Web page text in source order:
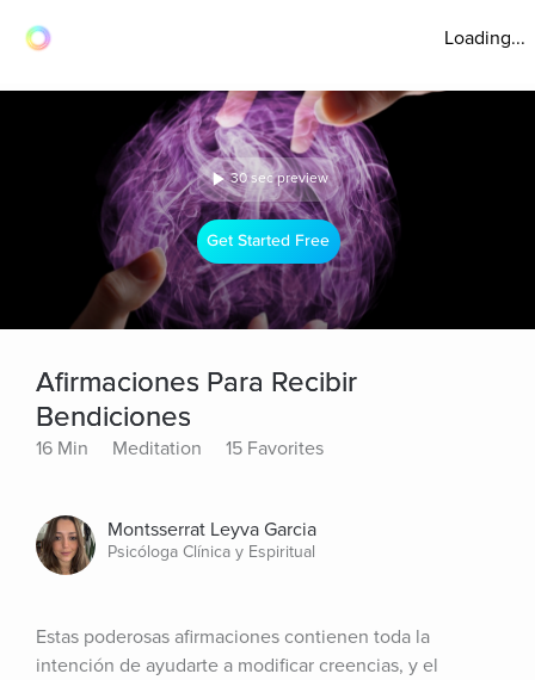
Loading...
30 sec preview
Get Started Free
Afirmaciones Para Recibir
Bendiciones
16 Min Meditation 15 Favorites
Montsserrat Leyva Garcia
Psicóloga Clínica y Espiritual
Estas poderosas afirmaciones contienen toda la
intención de ayudarte a modificar creencias, y el